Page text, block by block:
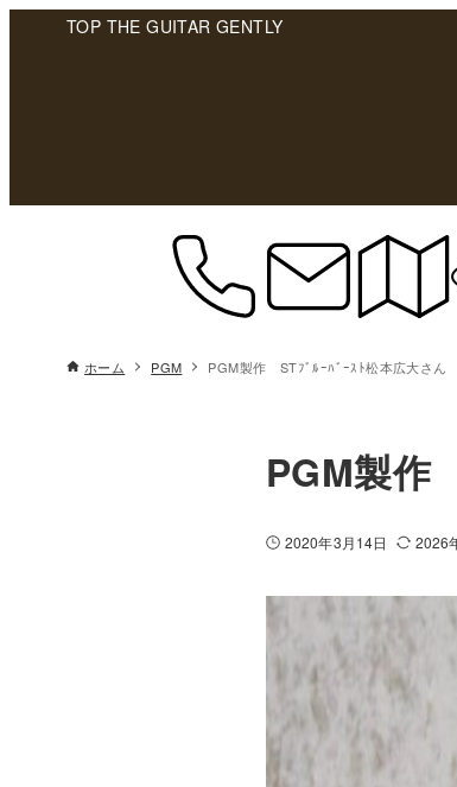
TOP THE GUITAR GENTLY
ホーム PGM PGM製作 STﾌﾞﾙｰﾊﾞｰｽﾄ松本広大さん
PGM製作
2020年3月14日 2026